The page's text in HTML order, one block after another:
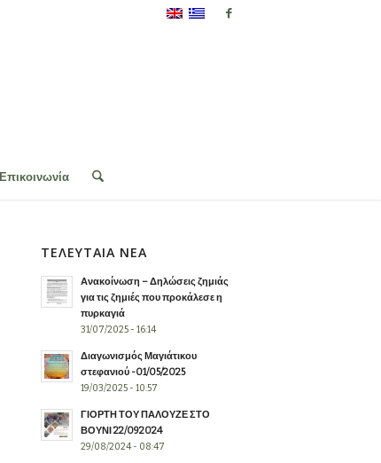
Επικοινωνία
ΤΕΛΕΥΤΑΙΑ ΝΕΑ
Ανακοίνωση – Δηλώσεις ζημιάς
για τις ζημιές που προκάλεσε η
πυρκαγιά
31/07/2025 - 16:14
Διαγωνισμός Μαγιάτικου
στεφανιού -01/05/2025
19/03/2025 - 10:57
ΓΙΟΡΤΗ ΤΟΥ ΠΑΛΟΥΖΕ ΣΤΟ
ΒΟΥΝΙ 22/092024
29/08/2024 - 08:47